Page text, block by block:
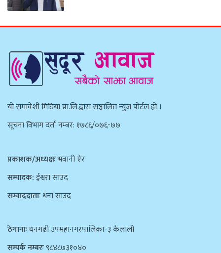
याे समावेशी मिडिया प्रा.लि.द्वारा सञ्चालित न्युज पाेर्टल हाे ।
सूचना विभाग दर्ता नम्बर: १७८६/०७६-७७
प्रकाशक/अध्यक्षःभवानी ऐर
सम्पादक:ईश्वरा साउद
सम्वाददाताःधना साउद
ठेगानाःधनगढी उपमहानगरपालिका-३ कैलाली
सम्पर्क नम्बरः९८४८७३१०४०